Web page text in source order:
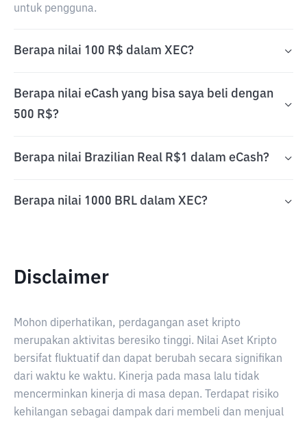
untuk pengguna.
Berapa nilai 100 R$ dalam XEC?
Berapa nilai eCash yang bisa saya beli dengan
500 R$?
Berapa nilai Brazilian Real R$1 dalam eCash?
Berapa nilai 1000 BRL dalam XEC?
Disclaimer
Mohon diperhatikan, perdagangan aset kripto
merupakan aktivitas beresiko tinggi. Nilai Aset Kripto
bersifat fluktuatif dan dapat berubah secara signifikan
dari waktu ke waktu. Kinerja pada masa lalu tidak
mencerminkan kinerja di masa depan. Terdapat risiko
kehilangan sebagai dampak dari membeli dan menjual